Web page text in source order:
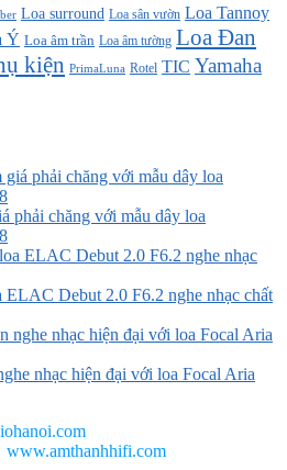
Loa surround Loa sân vườn Loa Tannoy
Ý Loa âm trần Loa âm tường Loa Đan
kiện PrimaLuna Rotel TIC Yamaha
phải chăng với mẫu dây loa
ELAC Debut 2.0 F6.2 nghe nhạc chất
nhạc hiện đại với loa Focal Aria
www.amthanhhifi.com